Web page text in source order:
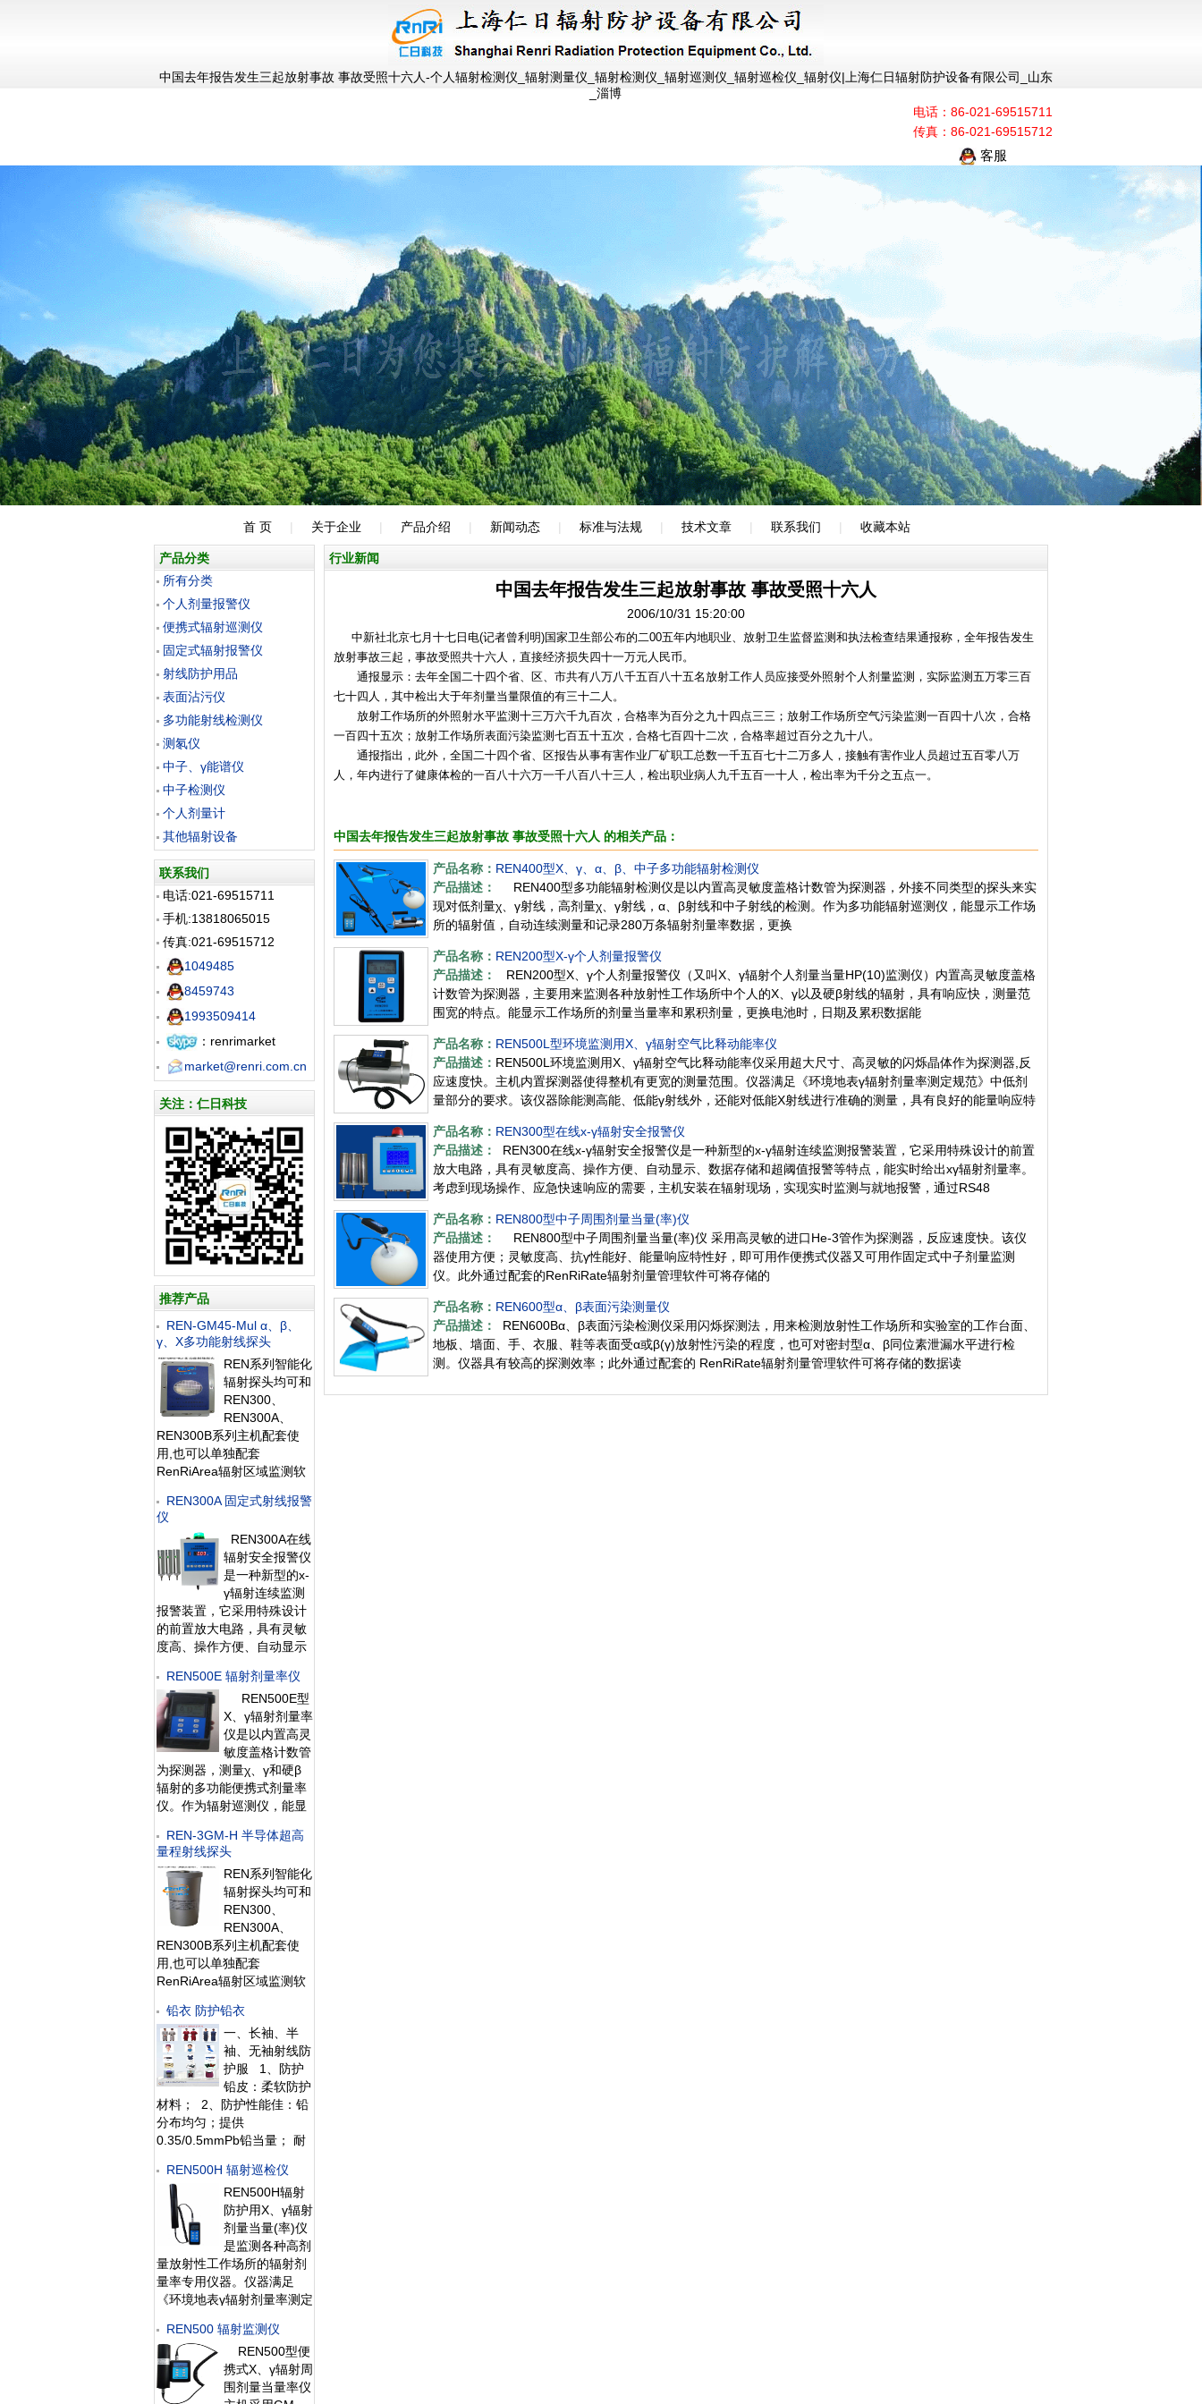
中国去年报告发生三起放射事故 事故受照十六人-个人辐射检测仪_辐射测量仪_辐射检测仪_辐射巡测仪_辐射巡检仪_辐射仪|上海仁日辐射防护设备有限公司_山东
_淄博
电话：86-021-69515711
传真：86-021-69515712
客服
首 页 | 关于企业 | 产品介绍 | 新闻动态 | 标准与法规 | 技术文章 | 联系我们 | 收藏本站
产品分类
所有分类
个人剂量报警仪
便携式辐射巡测仪
固定式辐射报警仪
射线防护用品
表面沾污仪
多功能射线检测仪
测氡仪
中子、γ能谱仪
中子检测仪
个人剂量计
其他辐射设备
联系我们
电话:021-69515711
手机:13818065015
传真:021-69515712
1049485
8459743
1993509414
：renrimarket
market@renri.com.cn
关注：仁日科技
推荐产品
REN-GM45-Mul α、β、
γ、X多功能射线探头
REN系列智能化
辐射探头均可和
REN300、
REN300A、
REN300B系列主机配套使
用,也可以单独配套
RenRiArea辐射区域监测软
RS485/RS232的通讯能力。
所有探头均可单独外接报警
灯，在超阈值的情况下就地
给出声光报警。 1、测量射
线类型：α、β、γ、X射线
2、探测器：
REN300A 固定式射线报警
仪
REN300A在线
辐射安全报警仪
是一种新型的x-
γ辐射连续监测
报警装置，它采用特殊设计
的前置放大电路，具有灵敏
度高、操作方便、自动显示
时给出xγ辐射剂量率；仪器
内置海量数据存储功能，能
存储10年的历史数据且标配
提供强大的RenLocal辐射监
测数据分析软件。考虑
REN500E 辐射剂量率仪
REN500E型
X、γ辐射剂量率
仪是以内置高灵
敏度盖格计数管
为探测器，测量χ、γ和硬β
辐射的多功能便携式剂量率
仪。作为辐射巡测仪，能显
累积剂量，自动连续测量和
记录1600条辐射剂量率数
据，更换电池时，日历、时
间及检测数据能永久
REN-3GM-H 半导体超高
量程射线探头
REN系列智能化
辐射探头均可和
REN300、
REN300A、
REN300B系列主机配套使
用,也可以单独配套
RenRiArea辐射区域监测软
RS485/RS232的通讯能力。
所有探头均可单独外接报警
灯，在超阈值的情况下就地
给出声光报警。 1、测量射
线类型：X、γ射线2、探测
器：3个GM
铅衣 防护铅衣
一、长袖、半
袖、无袖射线防
护服 1、防护
铅皮：柔软防护
材料； 2、防护性能佳：铅
分布均匀；提供
0.35/0.5mmPb铅当量； 耐
构设计：采用多层材料制
作，加上专业的人性化结构
设计，让您穿戴舒适； 4、
精密制作工艺：做工精
REN500H 辐射巡检仪
REN500H辐射
防护用X、γ辐射
剂量当量(率)仪
是监测各种高剂
量放射性工作场所的辐射剂
量率专用仪器。仪器满足
《环境地表γ辐射剂量率测定
求。该仪器除能测高能γ射线
外，还能对低能X射线进行
准确的测量，具有良好的能
量响应特性。此外通过配套
REN500 辐射监测仪
REN500型便
携式X、γ辐射周
围剂量当量率仪
行业新闻
中国去年报告发生三起放射事故 事故受照十六人
2006/10/31 15:20:00
中新社北京七月十七日电(记者曾利明)国家卫生部公布的二00五年内地职业、放射卫生监督监测和执法检查结果通报称，全年报告发生
放射事故三起，事故受照共十六人，直接经济损失四十一万元人民币。
通报显示：去年全国二十四个省、区、市共有八万八千五百八十五名放射工作人员应接受外照射个人剂量监测，实际监测五万零三百
七十四人，其中检出大于年剂量当量限值的有三十二人。
放射工作场所的外照射水平监测十三万六千九百次，合格率为百分之九十四点三三；放射工作场所空气污染监测一百四十八次，合格
一百四十五次；放射工作场所表面污染监测七百五十五次，合格七百四十二次，合格率超过百分之九十八。
通报指出，此外，全国二十四个省、区报告从事有害作业厂矿职工总数一千五百七十二万多人，接触有害作业人员超过五百零八万
人，年内进行了健康体检的一百八十六万一千八百八十三人，检出职业病人九千五百一十人，检出率为千分之五点一。
中国去年报告发生三起放射事故 事故受照十六人 的相关产品：
产品名称： REN400型X、γ、α、β、中子多功能辐射检测仪
产品描述：
REN400型多功能辐射检测仪是以内置高灵敏度盖格计数管为探测器，外接不同类型的探头来实
现对低剂量χ、γ射线，高剂量χ、γ射线，α、β射线和中子射线的检测。作为多功能辐射巡测仪，能显示工作场
所的辐射值，自动连续测量和记录280万条辐射剂量率数据，更换
产品名称： REN200型X-γ个人剂量报警仪
产品描述：
REN200型X、γ个人剂量报警仪（又叫X、γ辐射个人剂量当量HP(10)监测仪）内置高灵敏度盖格
计数管为探测器，主要用来监测各种放射性工作场所中个人的X、γ以及硬β射线的辐射，具有响应快，测量范
围宽的特点。能显示工作场所的剂量当量率和累积剂量，更换电池时，日期及累积数据能
产品名称： REN500L型环境监测用X、γ辐射空气比释动能率仪
产品描述： REN500L环境监测用X、γ辐射空气比释动能率仪采用超大尺寸、高灵敏的闪烁晶体作为探测器,反
应速度快。主机内置探测器使得整机有更宽的测量范围。仪器满足《环境地表γ辐射剂量率测定规范》中低剂
量部分的要求。该仪器除能测高能、低能γ射线外，还能对低能X射线进行准确的测量，具有良好的能量响应特
产品名称： REN300型在线x-γ辐射安全报警仪
产品描述：
REN300在线x-γ辐射安全报警仪是一种新型的x-γ辐射连续监测报警装置，它采用特殊设计的前置
放大电路，具有灵敏度高、操作方便、自动显示、数据存储和超阈值报警等特点，能实时给出xγ辐射剂量率。
考虑到现场操作、应急快速响应的需要，主机安装在辐射现场，实现实时监测与就地报警，通过RS48
产品名称： REN800型中子周围剂量当量(率)仪
产品描述：
REN800型中子周围剂量当量(率)仪 采用高灵敏的进口He-3管作为探测器，反应速度快。该仪
器使用方便；灵敏度高、抗γ性能好、能量响应特性好，即可用作便携式仪器又可用作固定式中子剂量监测
仪。此外通过配套的RenRiRate辐射剂量管理软件可将存储的
产品名称： REN600型α、β表面污染测量仪
产品描述：
REN600Bα、β表面污染检测仪采用闪烁探测法，用来检测放射性工作场所和实验室的工作台面、
地板、墙面、手、衣服、鞋等表面受α或β(γ)放射性污染的程度，也可对密封型α、β同位素泄漏水平进行检
测。仪器具有较高的探测效率；此外通过配套的 RenRiRate辐射剂量管理软件可将存储的数据读